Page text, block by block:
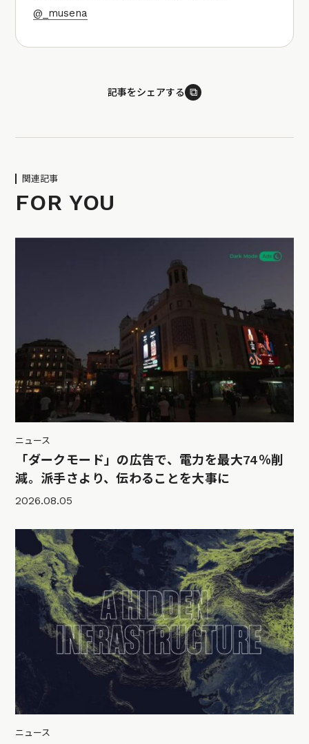
@_musena
記事をシェアする ⧉
関連記事
FOR YOU
ニュース
「ダークモード」の広告で、電力を最大74％削
減。派手さより、伝わることを大事に
2026.08.05
ニュース